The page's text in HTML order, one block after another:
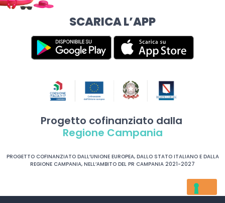
SCARICA L’APP
Progetto cofinanziato dalla
Regione Campania
PROGETTO COFINANZIATO DALL’UNIONE EUROPEA, DALLO STATO ITALIANO E DALLA
REGIONE CAMPANIA, NELL’AMBITO DEL PR CAMPANIA 2021-2027